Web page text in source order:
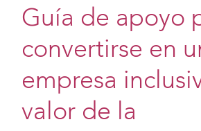
Guía de apoyo
convertirse en
empresa
valor de la